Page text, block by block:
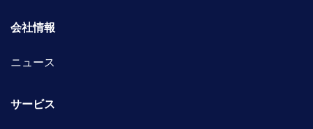
会社情報
ニュース
サービス